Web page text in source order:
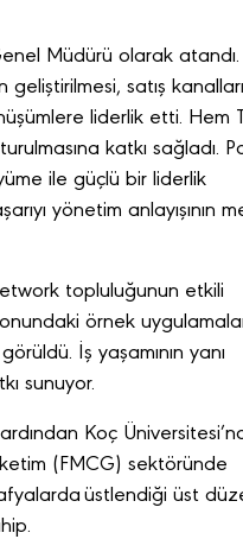
Müdürü olarak
satış
liderlik etti. Hem
katkı sağladı.
ile güçlü bir liderlik
yönetim anlayışının
topluluğunun etkili
örnek
İş yaşamının yanı
sunuyor.
Koç
(FMCG) sektöründe
üstlendiği üst